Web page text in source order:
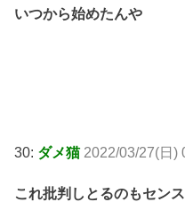
いつから始めたんや
30: ダメ猫 2022/03/27(日)
これ批判しとるのもセン